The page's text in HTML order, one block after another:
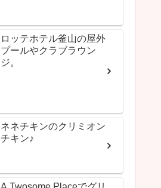
ロッテホテル釜山の屋外
プールやクラブラウン
ジ。
ネネチキンのクリミオン
チキン♪